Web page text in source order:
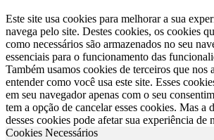
Este site usa cookies para melhorar a sua
navega pelo site. Destes cookies, os cookies
como necessários são armazenados no seu
essenciais para o funcionamento das
Também usamos cookies de terceiros que nos
entender como você usa este site. Esses
em seu navegador apenas com o seu
tem a opção de cancelar esses cookies. Mas a
desses cookies pode afetar sua experiência de
Cookies Necessários